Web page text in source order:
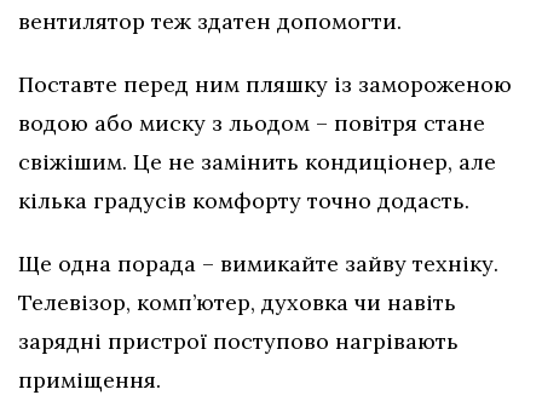
вентилятор теж здатен допомогти.
Поставте перед ним пляшку із замороженою
водою або миску з льодом – повітря стане
свіжішим. Це не замінить кондиціонер, але
кілька градусів комфорту точно додасть.
Ще одна порада – вимикайте зайву техніку.
Телевізор, комп’ютер, духовка чи навіть
зарядні пристрої поступово нагрівають
приміщення.